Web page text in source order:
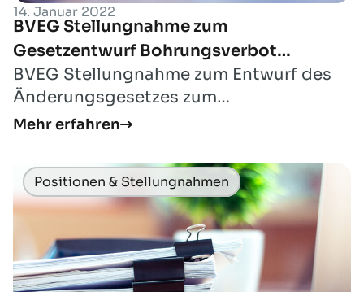
14. Januar 2022
BVEG Stellungnahme zum
Gesetzentwurf Bohrungsverbot
Niedersächsisches Wattenmeer
BVEG Stellungnahme zum Entwurf des
Änderungsgesetzes zum
Niedersächsischen
niedersächs...
Mehr erfahren
Positionen & Stellungnahmen